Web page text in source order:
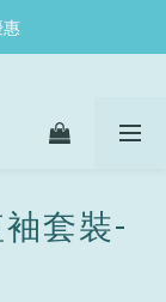
套裝-